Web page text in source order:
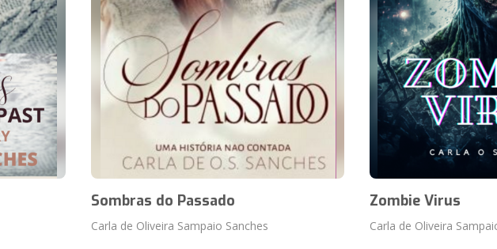
Sombras do Passado
Carla de Oliveira Sampaio Sanches
Zombie Virus
Carla de Oliveira